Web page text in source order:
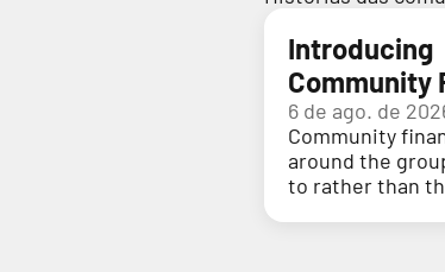
Introducing
Community
6 de ago. de
Community
around the
to rather than